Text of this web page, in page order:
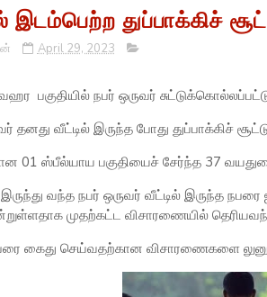
இடம்பெற்ற துப்பாக்கிச்
April 29, 2023
பகுதியில் நபர் ஒருவர்
தனது வீட்டில் இருந்த போது துப்பாக்கிச்
01 ஸ்பீல்யாய பகுதியைச் சேர்ந்த 37
வந்த நபர் ஒருவர் வீட்டில் இருந்த நபரை
முதற்கட்ட விசாரணையில்
கைது செய்வதற்கான விசாரணைகளை